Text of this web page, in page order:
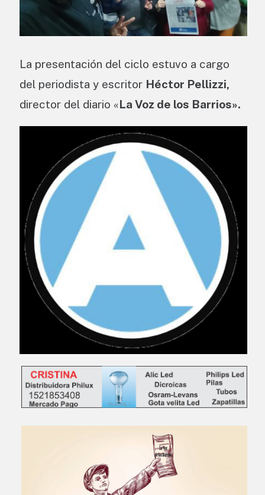
La presentación del ciclo estuvo a cargo
del periodista y escritor Héctor Pellizzi,
director del diario «La Voz de los Barrios».